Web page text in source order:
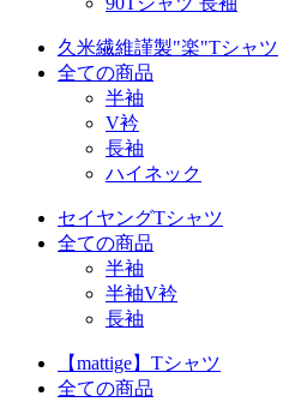
久米繊維謹製"楽"Tシャツ
全ての商品
半袖
V衿
長袖
ハイネック
セイヤングTシャツ
全ての商品
半袖
半袖V衿
長袖
【mattige】Tシャツ
全ての商品